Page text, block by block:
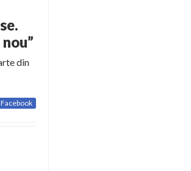
din
Facebook